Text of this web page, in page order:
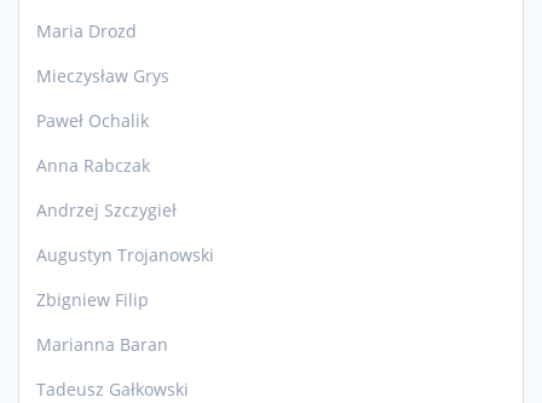
Maria Drozd
Mieczysław Grys
Paweł Ochalik
Anna Rabczak
Andrzej Szczygieł
Augustyn Trojanowski
Zbigniew Filip
Marianna Baran
Tadeusz Gałkowski